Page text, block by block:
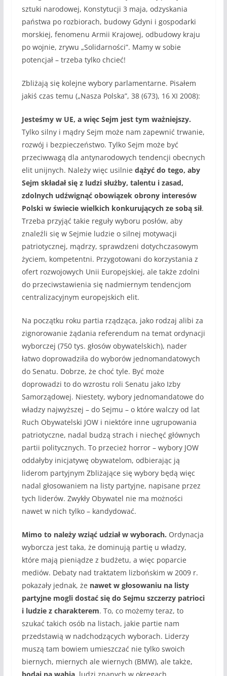
sztuki narodowej, Konstytucji 3 maja, odzyskania
państwa po rozbiorach, budowy Gdyni i gospodarki
morskiej, fenomenu Armii Krajowej, odbudowy kraju
po wojnie, zrywu „Solidarności”. Mamy w sobie
potencjał – trzeba tylko chcieć!
Zbliżają się kolejne wybory parlamentarne. Pisałem
jakiś czas temu („Nasza Polska”, 38 (673), 16 XI 2008):
Jesteśmy w UE, a więc Sejm jest tym ważniejszy.
Tylko silny i mądry Sejm może nam zapewnić trwanie,
rozwój i bezpieczeństwo. Tylko Sejm może być
przeciwwagą dla antynarodowych tendencji obecnych
elit unijnych. Należy więc usilnie dążyć do tego, aby
Sejm składał się z ludzi służby, talentu i zasad,
zdolnych udźwignąć obowiązek obrony interesów
Polski w świecie wielkich konkurujących ze sobą sił.
Trzeba przyjąć takie reguły wyboru posłów, aby
znaleźli się w Sejmie ludzie o silnej motywacji
patriotycznej, mądrzy, sprawdzeni dotychczasowym
życiem, kompetentni. Przygotowani do korzystania z
ofert rozwojowych Unii Europejskiej, ale także zdolni
do przeciwstawienia się nadmiernym tendencjom
centralizacyjnym europejskich elit.
Na początku roku partia rządząca, jako rodzaj alibi za
zignorowanie żądania referendum na temat ordynacji
wyborczej (750 tys. głosów obywatelskich), nader
łatwo doprowadziła do wyborów jednomandatowych
do Senatu. Dobrze, że choć tyle. Być może
doprowadzi to do wzrostu roli Senatu jako Izby
Samorządowej. Niestety, wybory jednomandatowe do
władzy najwyższej – do Sejmu – o które walczy od lat
Ruch Obywatelski JOW i niektóre inne ugrupowania
patriotyczne, nadal budzą strach i niechęć głównych
partii politycznych. To przecież horror – wybory JOW
oddałyby inicjatywę obywatelom, odbierając ją
liderom partyjnym Zbliżające się wybory będą więc
nadal głosowaniem na listy partyjne, napisane przez
tych liderów. Zwykły Obywatel nie ma możności
nawet w nich tylko – kandydować.
Mimo to należy wziąć udział w wyborach. Ordynacja
wyborcza jest taka, że dominują partię u władzy,
które mają pieniądze z budżetu, a więc poparcie
mediów. Debaty nad traktatem lizbońskim w 2009 r.
pokazały jednak, że nawet w głosowaniu na listy
partyjne mogli dostać się do Sejmu szczerzy patrioci
i ludzie z charakterem. To, co możemy teraz, to
szukać takich osób na listach, jakie partie nam
przedstawią w nadchodzących wyborach. Liderzy
muszą tam bowiem umieszczać nie tylko swoich
biernych, miernych ale wiernych (BMW), ale także,